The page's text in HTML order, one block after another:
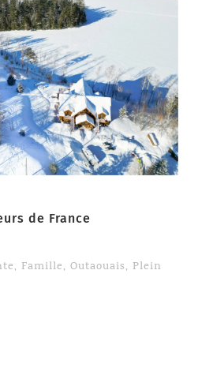
de France
, Famille, Outaouais, Plein